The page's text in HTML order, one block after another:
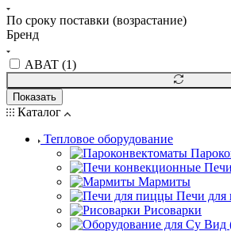
По сроку поставки (возрастание)
Бренд
ABAT (1)
Показать
Каталог
Тепловое оборудование
Мармиты
Печи
Рисоварки